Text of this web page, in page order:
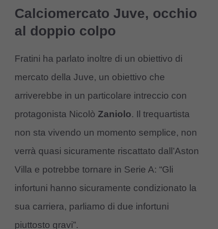
Calciomercato Juve, occhio
al doppio colpo
Fratini ha parlato inoltre di un obiettivo di
mercato della Juve, un obiettivo che
arriverebbe in un particolare intreccio con
protagonista Nicolò Zaniolo. Il trequartista
non sta vivendo un momento semplice, non
verrà quasi sicuramente riscattato dall’Aston
Villa e potrebbe tornare in Serie A: “Gli
infortuni hanno sicuramente condizionato la
sua carriera, parliamo di due infortuni
piuttosto gravi”.